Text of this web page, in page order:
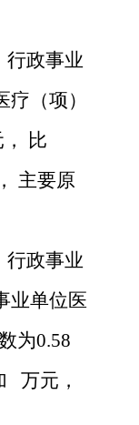
行政事业
（项）
比
主要原
行政事业
业单位医
为0.58
万元，